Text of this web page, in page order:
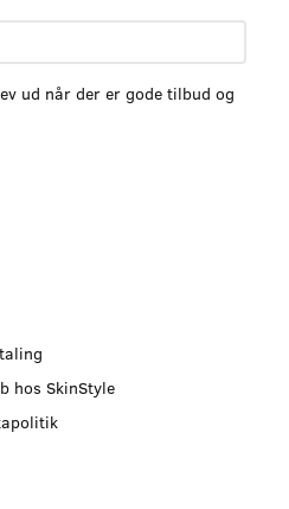
ud når der er gode tilbud og
hos SkinStyle